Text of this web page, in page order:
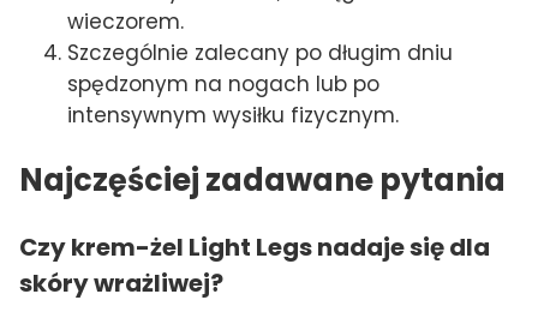
wieczorem.
Szczególnie zalecany po długim dniu
spędzonym na nogach lub po
intensywnym wysiłku fizycznym.
Najczęściej zadawane pytania
Czy krem-żel Light Legs nadaje się dla
skóry wrażliwej?